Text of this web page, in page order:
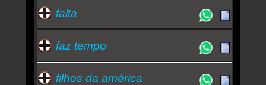
falta
faz tempo
filhos da américa